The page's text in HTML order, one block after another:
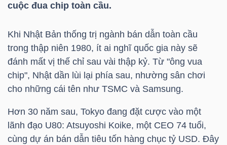
cuộc đua chip toàn cầu.
Khi Nhật Bản thống trị ngành bán dẫn toàn cầu
trong thập niên 1980, ít ai nghĩ quốc gia này sẽ
đánh mất vị thế chỉ sau vài thập kỷ. Từ "ông vua
chip", Nhật dần lùi lại phía sau, nhường sân chơi
cho những cái tên như TSMC và Samsung.
Hơn 30 năm sau, Tokyo đang đặt cược vào một
lãnh đạo U80: Atsuyoshi Koike, một CEO 74 tuổi,
cùng dự án bán dẫn tiêu tốn hàng chục tỷ USD. Đây
TÀI